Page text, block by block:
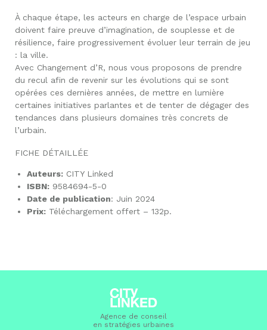
À chaque étape, les acteurs en charge de l’espace urbain
doivent faire preuve d’imagination, de souplesse et de
résilience, faire progressivement évoluer leur terrain de jeu
: la ville.
Avec Changement d’R, nous vous proposons de prendre
du recul afin de revenir sur les évolutions qui se sont
opérées ces dernières années, de mettre en lumière
certaines initiatives parlantes et de tenter de dégager des
tendances dans plusieurs domaines très concrets de
l’urbain.
FICHE DÉTAILLÉE
Auteurs:CITY Linked
ISBN:9584694-5-0
Date de publication: Juin 2024
Prix:Téléchargement offert – 132p.
Agence de conseil
en stratégies urbaines